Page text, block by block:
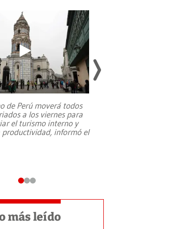
de Perú moverá todos
a los viernes para
el turismo interno y
productividad, informó el
más leído